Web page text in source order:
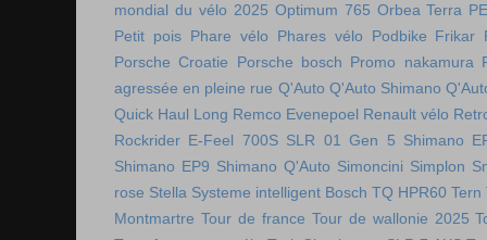
mondial du vélo 2025 Optimum 765 Orbea Terra
Petit pois Phare vélo Phares vélo Podbike Frikar
Porsche Croatie
Porsche bosch Promo nakamura
agressée en pleine rue Q'Auto Q'Auto Shimano
Quick Haul Long Remco Evenepoel Renault vélo
Rockrider E-Feel 700S SLR 01 Gen 5 Shimano
Shimano EP9 Shimano Q'Auto Simoncini Simplon
rose Stella Systeme intelligent Bosch TQ HPR60 Tern
Montmartre Tour de france Tour de wallonie 2025